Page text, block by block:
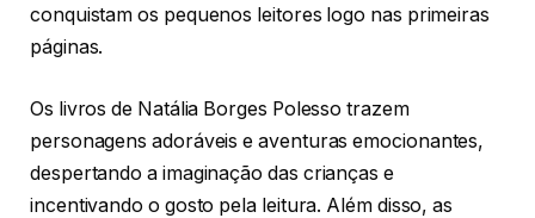
conquistam os pequenos leitores logo nas primeiras
páginas.
Os livros de Natália Borges Polesso trazem
personagens adoráveis e aventuras emocionantes,
despertando a imaginação das crianças e
incentivando o gosto pela leitura. Além disso, as